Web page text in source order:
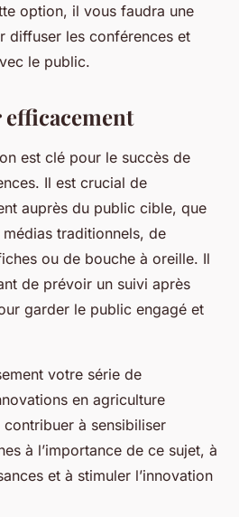
option, il vous faudra une
diffuser les conférences et
le public.
est clé pour le succès de
Il est crucial de
auprès du public cible, que
traditionnels, de
ou de bouche à oreille. Il
de prévoir un suivi après
garder le public engagé et
votre série de
en agriculture
à sensibiliser
à l’importance de ce sujet, à
et à stimuler l’innovation